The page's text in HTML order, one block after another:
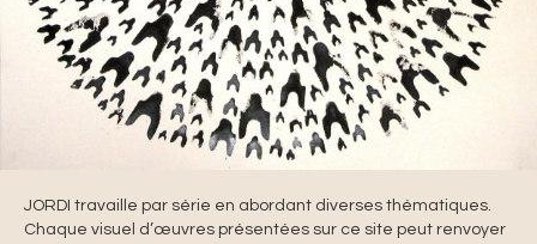
JORDI travaille par série en abordant diverses thématiques.
Chaque visuel d’œuvres présentées sur ce site peut renvoyer